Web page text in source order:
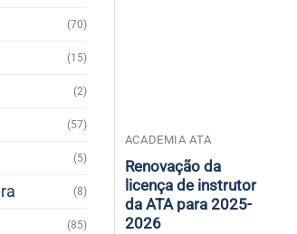
(70)
(15)
(2)
(57)
(5)
(8)
(85)
ACADEMIA ATA
Renovação da
licença de instrutor
da ATA para 2025-
2026
Este
produto
tem
várias
variantes.